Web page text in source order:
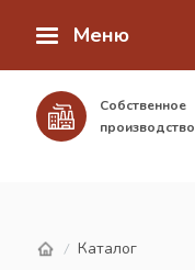
Меню
Собственное
производство
/ Каталог